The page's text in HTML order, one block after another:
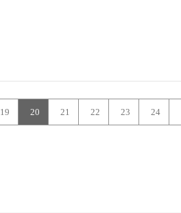
19 20 21 22 23 24